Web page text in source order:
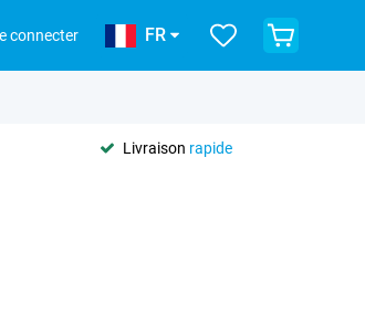
connecter FR
Livraison rapide